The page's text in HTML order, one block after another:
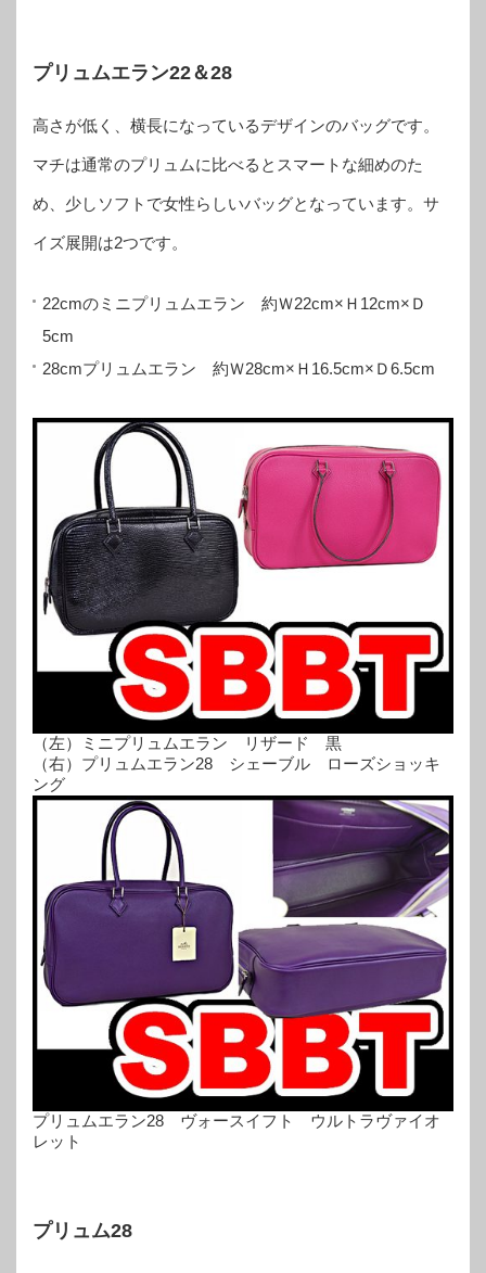
プリュムエラン22＆28
高さが低く、横長になっているデザインのバッグです。
マチは通常のプリュムに比べるとスマートな細めのた
め、少しソフトで女性らしいバッグとなっています。サ
イズ展開は2つです。
22cmのミニプリュムエラン 約Ｗ22cm×Ｈ12cm×Ｄ
5cm
28cmプリュムエラン 約Ｗ28cm×Ｈ16.5cm×Ｄ6.5cm
（左）ミニプリュムエラン リザード 黒
（右）プリュムエラン28 シェーブル ローズショッキ
ング
プリュムエラン28 ヴォースイフト ウルトラヴァイオ
レット
プリュム28